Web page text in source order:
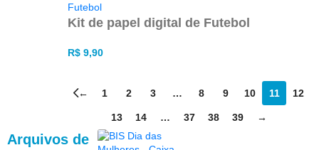
Kit de papel digital de Futebol
R$9,90
← 1 2 3 … 8 9 10 11 12
13 14 … 37 38 39 →
Arquivos de